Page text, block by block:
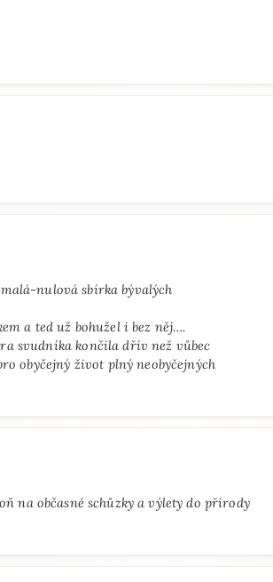
nulová sbírka bývalých
a ted už bohužel i bez něj….
svudníka končila dřív než vůbec
obyčejný život plný neobyčejných
na občasné schůzky a výlety do přírody